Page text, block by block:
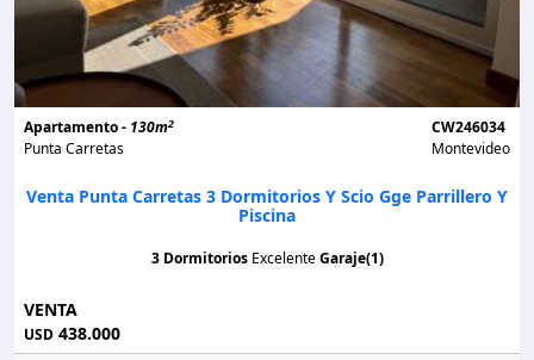
Apartamento - 130m2
Punta Carretas
CW246034
Montevideo
Venta Punta Carretas 3 Dormitorios Y Scio Gge Parrillero Y
Piscina
3 Dormitorios ExcelenteGaraje(1)
VENTA
USD 438.000